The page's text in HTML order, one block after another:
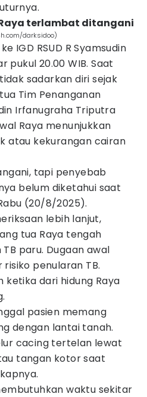
terlambat ditangani
darksidoo)
IGD RSUD R Syamsudin
pukul 20.00 WIB. Saat
sadarkan diri sejak
Tim Penanganan
Irfanugraha Triputra
Raya menunjukkan
atau kekurangan cairan
tapi penyebab
belum diketahui saat
(20/8/2025).
lebih lanjut,
tua Raya tengah
paru. Dugaan awal
penularan TB.
ketika dari hidung Raya
pasien memang
dengan lantai tanah.
cacing tertelan lewat
tangan kotor saat
waktu sekitar